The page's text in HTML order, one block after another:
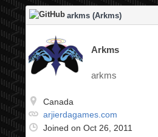
arkms (Arkms)
Arkms
arkms
Canada
arjierdagames.com
Joined on Oct 26, 2011